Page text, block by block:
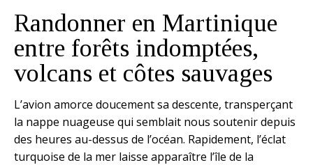
Randonner en Martinique
entre forêts indomptées,
volcans et côtes sauvages
L’avion amorce doucement sa descente, transperçant
la nappe nuageuse qui semblait nous soutenir depuis
des heures au-dessus de l’océan. Rapidement, l’éclat
turquoise de la mer laisse apparaître l’île de la